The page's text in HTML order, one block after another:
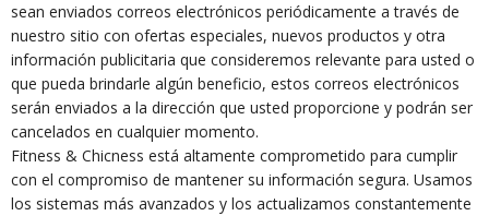
sean enviados correos electrónicos periódicamente a través de
nuestro sitio con ofertas especiales, nuevos productos y otra
información publicitaria que consideremos relevante para usted o
que pueda brindarle algún beneficio, estos correos electrónicos
serán enviados a la dirección que usted proporcione y podrán ser
cancelados en cualquier momento.
Fitness & Chicness está altamente comprometido para cumplir
con el compromiso de mantener su información segura. Usamos
los sistemas más avanzados y los actualizamos constantemente